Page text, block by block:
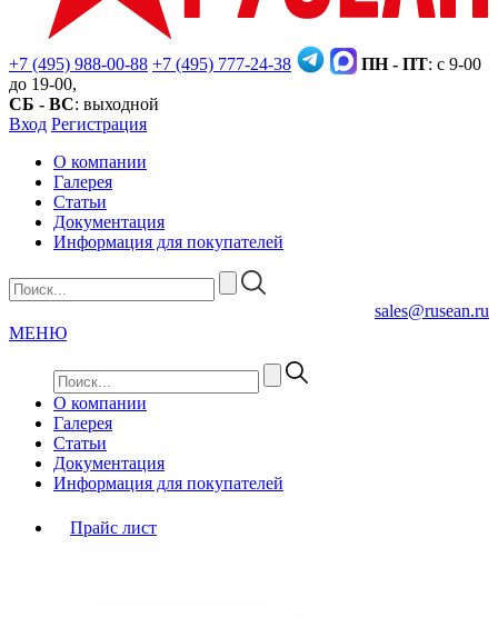
+7 (495) 988-00-88 +7 (495) 777-24-38 ПН - ПТ: с 9-00
до 19-00,
СБ - ВС: выходной
Вход Регистрация
О компании
Галерея
Статьи
Документация
Информация для покупателей
sales@rusean.ru
МЕНЮ
О компании
Галерея
Статьи
Документация
Информация для покупателей
Прайс лист